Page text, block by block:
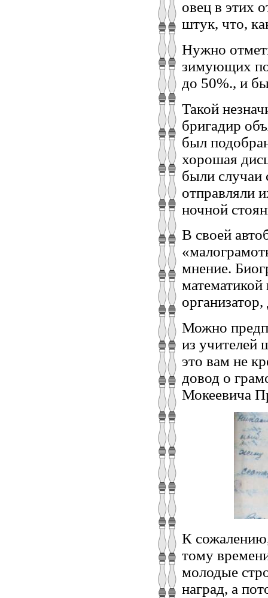
овец в этих
штук, что,
Нужно
зимующих по
до 50%., и
Такой
бригадир
был
хорошая
были случаи
отправляли
ночной
В своей
мнение.
Можно
из учителей
это вам не
довод о
Мокеевича
К сожалению,
тому
молодые
наград, а